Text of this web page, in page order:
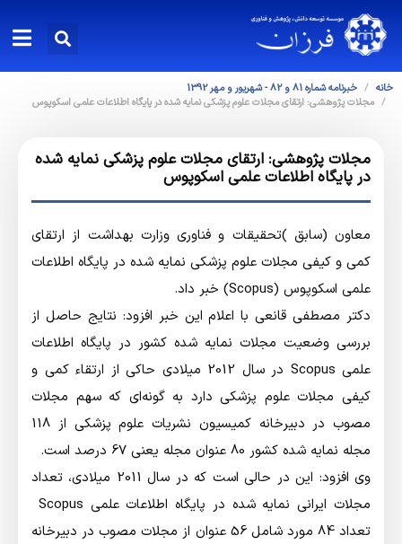
خانه
خبرنامه شماره 81 و 82 - شهریور و مهر 1392
مجلات پژوهشی: ارتقای مجلات علوم پزشکی نمایه شده در پایگاه اطلاعات علمی اسکوپوس
مجلات پژوهشی: ارتقای مجلات علوم پزشکی نمایه شده
در پایگاه اطلاعات علمی اسکوپوس
معاون (سابق )تحقیقات و فناوری وزارت بهداشت از ارتقای
کمی و کیفی مجلات علوم پزشکی نمایه شده در پایگاه اطلاعات
علمی اسکوپوس (Scopus) خبر داد.
دکتر مصطفی قانعی با اعلام این خبر افزود: نتایج حاصل از
بررسی وضعیت مجلات نمایه شده کشور در پایگاه اطلاعات
علمی Scopus در سال 2012 میلادی حاکی از ارتقاء کمی و
کیفی مجلات علوم پزشکی دارد به گونه‌ای که سهم مجلات
مصوب در دبیرخانه کمیسیون نشریات علوم پزشکی از 118
مجله نمایه شده کشور 80 عنوان مجله یعنی 67 درصد است.
وی افزود: این در حالی است که در سال 2011 میلادی، تعداد
تعداد 84 مورد شامل 56 عنوان از مجلات مصوب در دبیرخانه